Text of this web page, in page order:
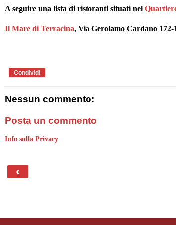
A seguire una lista di ristoranti situati nel
Il Mare di Terracina, Via Gerolamo Cardano 172-
Condividi
Nessun commento:
Posta un commento
Info sulla Privacy
‹